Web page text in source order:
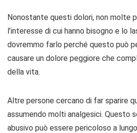
Nonostante questi dolori, non molte
l’interesse di cui hanno bisogno e lo
dovremmo farlo perché questo può
causare un dolore peggiore che
della vita.
Altre persone cercano di far sparire
assumendo molti analgesici. Questo
abusivo può essere pericoloso a